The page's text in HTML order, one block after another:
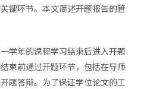
键环节。本文简述开题报告的管
学年的课程学习结束后进入开题
束前通过开题环节，包括在导师
题答辩。为了保证学位论文的工